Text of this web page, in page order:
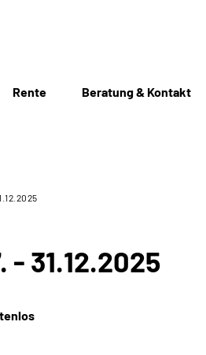
Rente Beratung & Kontakt
- 31.12.2025